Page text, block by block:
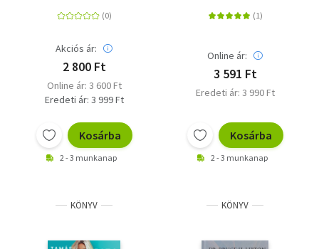
Akciós ár:
2 800 Ft
Online ár: 3 600 Ft
Eredeti ár: 3 999 Ft
Kosárba
2 - 3 munkanap
Online ár:
3 591 Ft
Eredeti ár: 3 990 Ft
Kosárba
2 - 3 munkanap
KÖNYV KÖNYV